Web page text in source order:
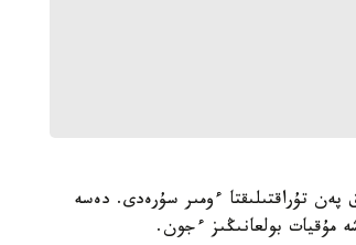
پەن تۇراقتىلىقتا ءومىر سۇرەدى. دەسە
مۇقيات بولعانىڭىز ءجون.